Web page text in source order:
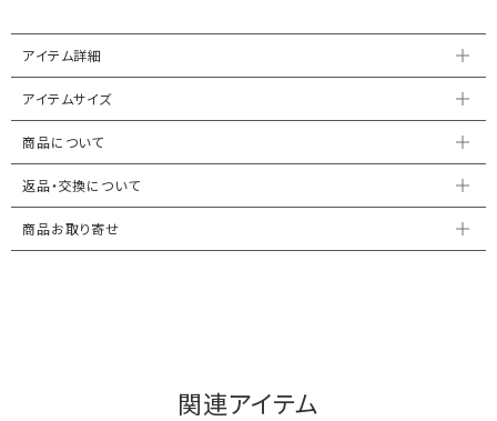
アイテム詳細
アイテムサイズ
商品について
返品・交換について
商品お取り寄せ
関連アイテム